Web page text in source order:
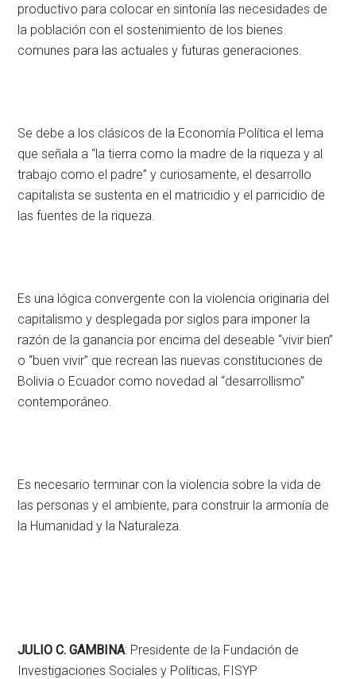
productivo para colocar en sintonía las necesidades de
la población con el sostenimiento de los bienes
comunes para las actuales y futuras generaciones.
Se debe a los clásicos de la Economía Política el lema
que señala a “la tierra como la madre de la riqueza y al
trabajo como el padre” y curiosamente, el desarrollo
capitalista se sustenta en el matricidio y el parricidio de
las fuentes de la riqueza.
Es una lógica convergente con la violencia originaria del
capitalismo y desplegada por siglos para imponer la
razón de la ganancia por encima del deseable “vivir bien”
o “buen vivir” que recrean las nuevas constituciones de
Bolivia o Ecuador como novedad al “desarrollismo”
contemporáneo.
Es necesario terminar con la violencia sobre la vida de
las personas y el ambiente, para construir la armonía de
la Humanidad y la Naturaleza.
JULIO C. GAMBINA: Presidente de la Fundación de
Investigaciones Sociales y Políticas, FISYP